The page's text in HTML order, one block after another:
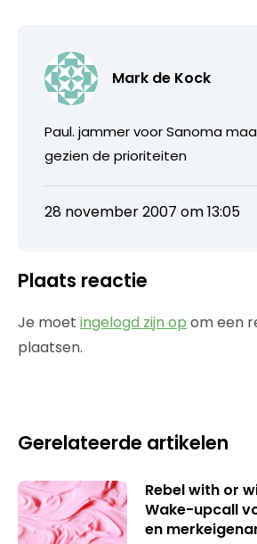
Mark de Kock
Paul. jammer voor Sanoma
gezien de prioriteiten
28 november 2007 om 13:05
Plaats reactie
Je moet ingelogd zijn op om een
plaatsen.
Gerelateerde artikelen
Rebel with or
Wake-upcall
en